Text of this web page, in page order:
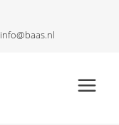
info@baas.nl